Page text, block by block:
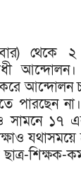
থেকে ২
করে
পারছেন
১৭
শিক্ষক-